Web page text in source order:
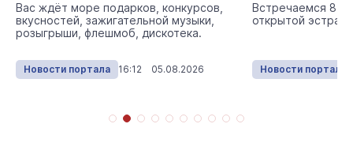
Вас ждёт море подарков, конкурсов,
вкусностей, зажигательной музыки,
розыгрыши, флешмоб, дискотека.
Новости портала 16:12 05.08.2026
Встречаемся 8
открытой
Новости портала